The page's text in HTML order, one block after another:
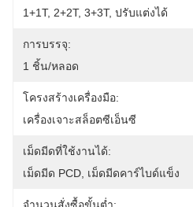
1+1T, 2+2T, 3+3T, ปรับแต่งได้
การบรรจุ:
1 ชิ้น/หลอด
โครงสร้างเครื่องมือ:
เครื่องเจาะสล็อตซีเอ็นซี
เม็ดมีดที่ใช้งานได้:
เม็ดมีด PCD, เม็ดมีดคาร์ไบด์แข็ง